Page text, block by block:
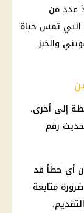
عدد من
التي تمس حياة
والخبز
إلى أخرى،
رقم
أي خطأ قد
متابعة